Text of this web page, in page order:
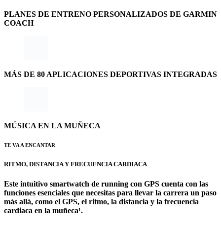
PLANES DE ENTRENO PERSONALIZADOS DE GARMIN
COACH
MÁS DE 80 APLICACIONES DEPORTIVAS INTEGRADAS
MÚSICA EN LA MUÑECA
TE VA A ENCANTAR
RITMO, DISTANCIA Y FRECUENCIA CARDIACA
Este intuitivo smartwatch de running con GPS cuenta con las
funciones esenciales que necesitas para llevar la carrera un paso
más allá, como el GPS, el ritmo, la distancia y la frecuencia
cardiaca en la muñeca¹.